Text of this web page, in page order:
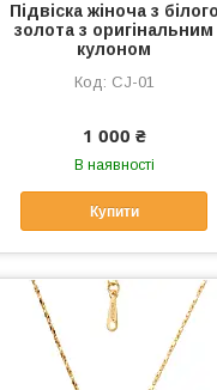
Підвіска жіноча з білого
золота з оригінальним
кулоном
CJ-01
1 000 ₴
В наявності
Купити